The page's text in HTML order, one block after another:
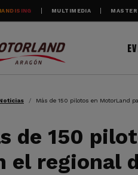
MULTIMEDIA
DE
Más de 150 pilotos en MotorLand
de 150
el regional